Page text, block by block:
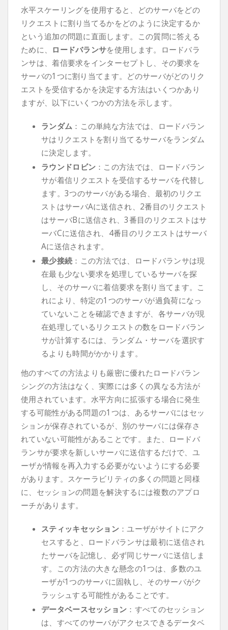
水平スケーリングを使用すると、どのサーバをどの
リクエストに割り当てるかをどのように決定するか
という追加の問題に直面します。この質問に答える
ために、
ロードバランサを使用します。ロードバラ
ンサは、着信要求をインターセプトし、その要求を
サーバの1つに割り当てます。どのサーバがどのリク
エストを受信するかを決定する方法はいくつかあり
ますが、以下にいくつかの方法を示します。
ランダム ：この単純な方法では、ロードバラン
サはリクエストを割り当てるサーバをランダム
に決定します。
ラウンドロビン ：この方法では、ロードバラン
サが着信リクエストを受信するサーバを代替し
ます。3つのサーバがある場合、最初のリクエ
ストはサーバAに送信され、2番目のリクエスト
はサーバBに送信され、3番目のリクエストはサ
ーバCに送信され、4番目のリクエストはサーバ
Aに送信されます。
最少接続 ：この方法では、ロードバランサは現
在最も少ない要求を処理しているサーバを探
し、そのサーバに着信要求を割り当てます。こ
れにより、特定の1つのサーバが過負荷になっ
ていないことを確認できますが、各サーバが現
在処理しているリクエストの数をロードバラン
サが計算するには、ランダム・サーバを選択す
るよりも時間がかかります。
他のすべての方法よりも厳密に優れたロードバラン
シングの方法はなく、実際には多くの異なる方法が
使用されています。水平方向に拡張する場合に発生
する可能性がある問題の1つは、あるサーバにはセッ
ションが保存されているが、別のサーバには保存さ
れていない可能性があることです。また、ロードバ
ランサが要求を新しいサーバに送信するだけで、ユ
ーザが情報を再入力する必要がないようにする必要
があります。スケーラビリティの多くの問題と同様
に、セッションの問題を解決するには複数のアプロ
ーチがあります。
スティッキセッション ：ユーザがサイトにアク
セスすると、ロードバランサは最初に送信され
たサーバを記憶し、必ず同じサーバに送信しま
す。この方法の大きな懸念の1つは、多数のユ
ーザが1つのサーバに固執し、そのサーバがク
ラッシュする可能性があることです。
データベースセッション ：すべてのセッション
は、すべてのサーバがアクセスできるデータベ